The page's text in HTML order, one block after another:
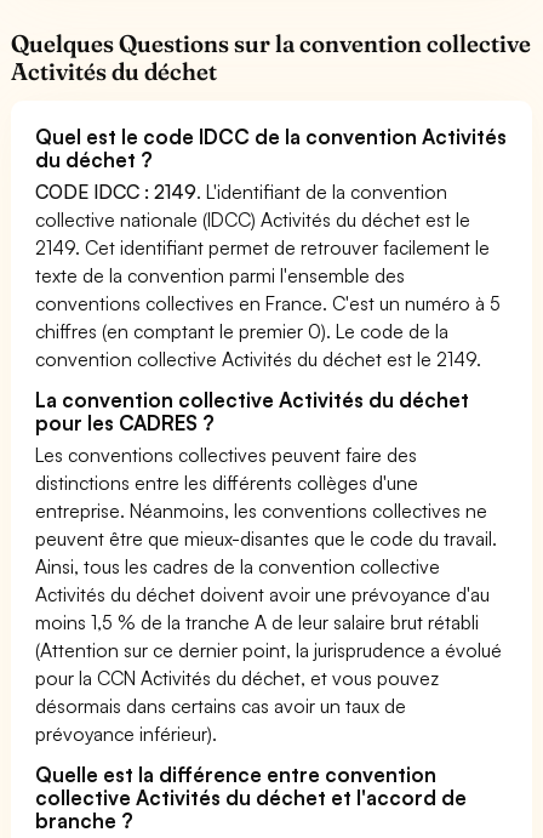
Quelques Questions sur la convention collective
Activités du déchet
Quel est le code IDCC de la convention Activités
du déchet ?
CODE IDCC : 2149. L'identifiant de la convention
collective nationale (IDCC) Activités du déchet est le
2149. Cet identifiant permet de retrouver facilement le
texte de la convention parmi l'ensemble des
conventions collectives en France. C'est un numéro à 5
chiffres (en comptant le premier 0). Le code de la
convention collective Activités du déchet est le 2149.
La convention collective Activités du déchet
pour les CADRES ?
Les conventions collectives peuvent faire des
distinctions entre les différents collèges d'une
entreprise. Néanmoins, les conventions collectives ne
peuvent être que mieux-disantes que le code du travail.
Ainsi, tous les cadres de la convention collective
Activités du déchet doivent avoir une prévoyance d'au
moins 1,5 % de la tranche A de leur salaire brut rétabli
(Attention sur ce dernier point, la jurisprudence a évolué
pour la CCN Activités du déchet, et vous pouvez
désormais dans certains cas avoir un taux de
prévoyance inférieur).
Quelle est la différence entre convention
collective Activités du déchet et l'accord de
branche ?